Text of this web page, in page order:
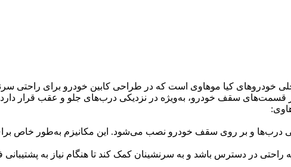
خودروهای کیا موهاوی است که در طراحی کابین خودرو برای راحتی
قسمت‌های سقف خودرو، به‌ویژه در نزدیکی درب‌های جلو و عقب قرار
درب‌ها و بر روی سقف خودرو نصب می‌شود. این مکانیزم به‌طور خاص
در دسترس باشد و به سرنشینان کمک کند تا هنگام نیاز به پشتیبانی